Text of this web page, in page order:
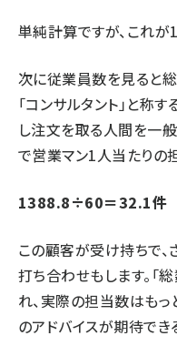
単純計算ですが、これが
次に従業員数を見ると総
「コンサルタント」と称
し注文を取る人間を一般
で営業マン1人当たりの
1388.8÷60＝32.1件
この顧客が受け持ちで、
打ち合わせもします。「
れ、実際の担当数はも
のアドバイスが期待でき